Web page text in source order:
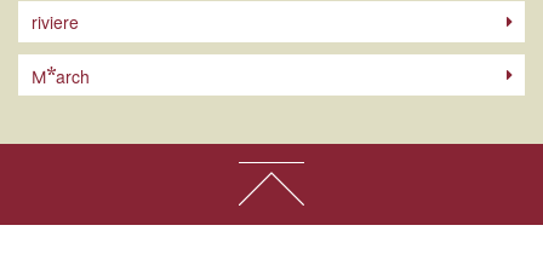
riviere
M arch